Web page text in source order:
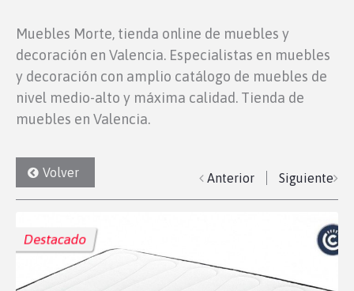
Muebles Morte, tienda online de muebles y
decoración en Valencia. Especialistas en muebles
y decoración con amplio catálogo de muebles de
nivel medio-alto y máxima calidad. Tienda de
muebles en Valencia.
Volver Anterior Siguiente
Destacado